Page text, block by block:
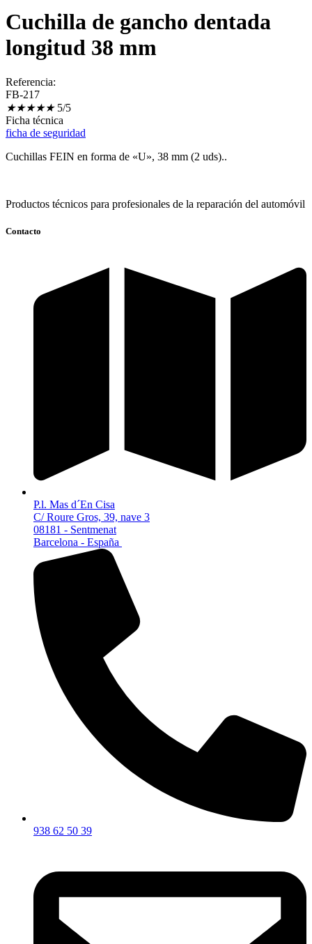
Cuchilla de gancho dentada
longitud 38 mm
Referencia:
FB-217
★★★★★ 5/5
Ficha técnica
ficha de seguridad
Cuchillas FEIN en forma de «U», 38 mm (2 uds)..
Productos técnicos para profesionales de la reparación del automóvil
Contacto
P.l. Mas d´En Cisa
C/ Roure Gros, 39, nave 3
08181 - Sentmenat
Barcelona - España
938 62 50 39